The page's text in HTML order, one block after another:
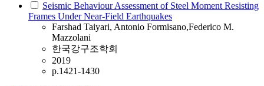
Seismic Behaviour Assessment of Steel Moment Resisting
Frames Under Near-Field Earthquakes
Farshad Taiyari, Antonio Formisano,Federico M.
Mazzolani
한국강구조학회
2019
p.1421-1430